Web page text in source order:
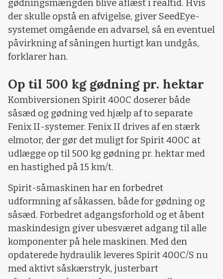
gødningsmængden blive aflæst i realtid. Hvis
der skulle opstå en afvigelse, giver SeedEye-
systemet omgående en advarsel, så en eventuel
påvirkning af såningen hurtigt kan undgås,
forklarer han.
Op til 500 kg gødning pr. hektar
Kombiversionen Spirit 400C doserer både
såsæd og gødning ved hjælp af to separate
Fenix II-systemer. Fenix II drives af en stærk
elmotor, der gør det muligt for Spirit 400C at
udlægge op til 500 kg gødning pr. hektar med
en hastighed på 15 km/t.
Spirit-såmaskinen har en forbedret
udformning af såkassen, både for gødning og
såsæd. Forbedret adgangsforhold og et åbent
maskindesign giver ubesværet adgang til alle
komponenter på hele maskinen. Med den
opdaterede hydraulik leveres Spirit 400C/S nu
med aktivt såskærstryk, justerbart